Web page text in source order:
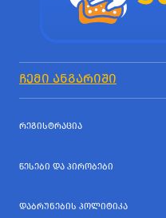
ᲩᲔᲛᲘ ᲐᲜᲒᲐᲠᲘᲨᲘ
ᲠᲔᲒᲘᲡᲢᲠᲐᲪᲘᲐ
ᲬᲔᲡᲔᲑᲘ ᲓᲐ ᲞᲘᲠᲝᲑᲔᲑᲘ
ᲓᲐᲑᲠᲣᲜᲔᲑᲘᲡ ᲞᲝᲚᲘᲢᲘᲙᲐ